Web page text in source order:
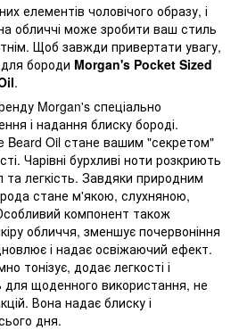
елементів чоловічого образу, і
обличчі може зробити ваш стиль
Щоб завжди привертати увагу,
бороди Morgan's Pocket Sized
.
Morgan's спеціально
і надання блиску бороді.
Beard Oil стане вашим "секретом"
Чарівні бурхливі ноти розкриють
та легкість. Завдяки природним
стане м'якою, слухняною,
компонент також
обличчя, зменшує почервоніння
і надає освіжаючий ефект.
тонізує, додає легкості і
для щоденного використання, не
Вона надає блиску і
дня.